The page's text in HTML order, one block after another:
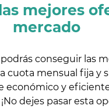
mejores
mercado
conseguir las
cuota mensual fija y
económico y
dejes pasar esta